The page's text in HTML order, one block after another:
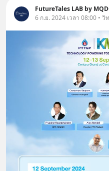
FutureTales LAB by
6 ก.ย. 2024 เวลา 08:00 •